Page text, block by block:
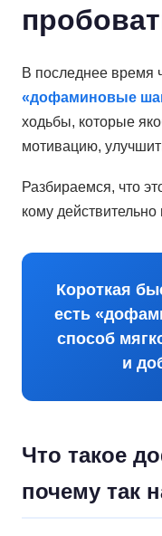
В последнее время
«дофаминовые
ходьбы, которые
мотивацию,
Разбираемся, что
кому
Короткая
есть
способ
и
Что такое
почему так